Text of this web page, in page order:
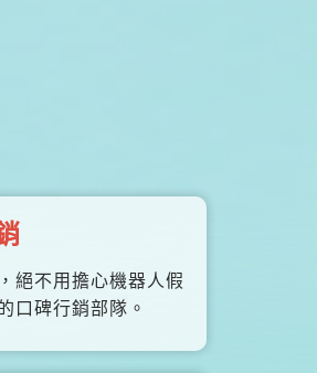
絕不用擔心機器人假
口碑行銷部隊。